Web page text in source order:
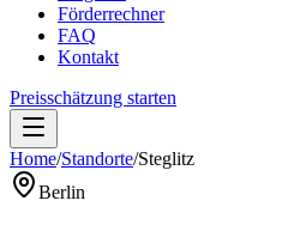
Förderrechner
FAQ
Kontakt
Preisschätzung starten
Home/Standorte/Steglitz
Berlin